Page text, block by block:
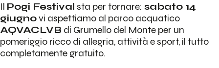
Il Pogi Festival sta per tornare: sabato 14
giugnovi aspettiamo al parco acquatico
AQVACLVB di Grumello del Monte per un
pomeriggio ricco di allegria, attività e sport, il tutto
completamente gratuito.